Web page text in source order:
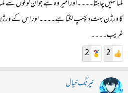
دلچسپ بات یہ ہے کہ یہ کوئی ایسا مشکل کام نہیں ہے، نہ
درکار ہے تو فقط کچھ وقت۔
ایک مشہور قول بھی یاد آتا ہے کہ "غریب وہ ہے جس کا
ملنا نہیں چاہتا۔۔۔ ۔اور امیر وہ ہے جو ان لوگوں سے
کا ورژن بہت دلچسپ لگتا ہے۔۔۔۔ اور اس کے
غریب۔۔۔۔
2
2
نیرنگ خیال